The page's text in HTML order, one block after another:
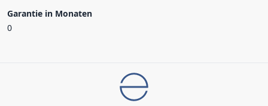
Garantie in Monaten
0